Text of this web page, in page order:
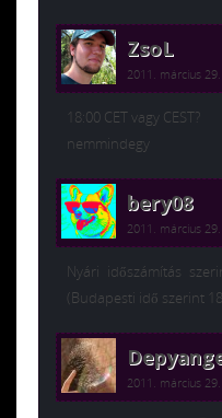
ZsoL
2011. március
18:00 CET vagy CEST?
nemmindegy
bery08
2011. március
Nyári időszámítás
(Budapesti idő szerint
2011. március